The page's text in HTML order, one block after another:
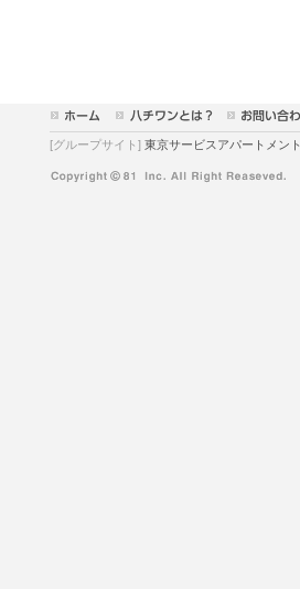
[グループサイト] 東京サービスアパートメント